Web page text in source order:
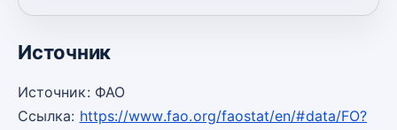
Источник
Источник: ФАО
Ссылка: https://www.fao.org/faostat/en/#data/FO?